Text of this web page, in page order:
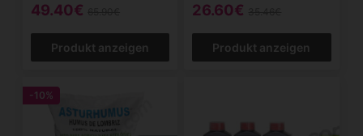
49.40€
Produkt anzeigen
26.60€
Produkt anzeigen
-10%